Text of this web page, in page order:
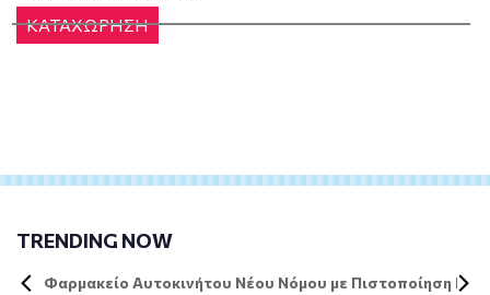
ΚΑΤΑΧΩΡΗΣΗ
TRENDING NOW
Φαρμακείο Αυτοκινήτου Νέου Νόμου με Πιστοποίηση DIN